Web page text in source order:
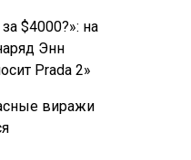
$4000?»: на
Энн
Prada 2»
виражи